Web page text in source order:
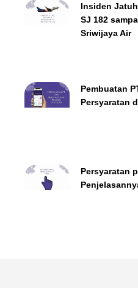
Insiden
SJ 182
Sriwijaya Air
Pembuatan
Persyaratan
Persyaratan